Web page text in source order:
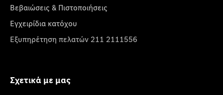
Βεβαιώσεις & Πιστοποιήσεις
Εγχειρίδια κατόχου
Εξυπηρέτηση πελατών 211 2111556
Σχετικά με μας